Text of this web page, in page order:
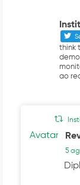
think
ao
Avatar
5